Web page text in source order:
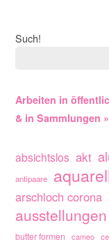
Such!
Arbeiten in
& in Sammlungen »
absichtslos akt
antipaare
arschloch corona
ausstellungen
butter formen cameo